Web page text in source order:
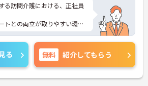
る訪問介護における、正社員
トとの両立が取りやすい環境
接対策ポイントなど、さらに
のでお気軽にご相談くださ
る 無料 紹介してもらう